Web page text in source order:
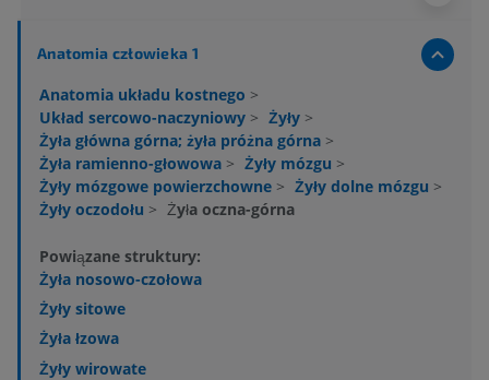
Anatomia człowieka 1
Anatomia układu kostnego >
Układ sercowo-naczyniowy > Żyły >
Żyła główna górna; żyła próżna górna >
Żyła ramienno-głowowa > Żyły mózgu >
Żyły mózgowe powierzchowne > Żyły dolne mózgu >
Żyły oczodołu > Żyła oczna-górna
Powiązane struktury:
Żyła nosowo-czołowa
Żyły sitowe
Żyła łzowa
Żyły wirowate